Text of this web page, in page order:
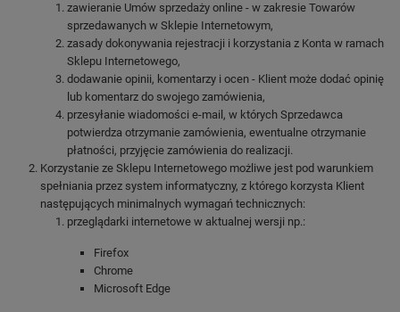
zawieranie Umów sprzedaży online - w zakresie Towarów
sprzedawanych w Sklepie Internetowym,
zasady dokonywania rejestracji i korzystania z Konta w ramach
Sklepu Internetowego,
dodawanie opinii, komentarzy i ocen - Klient może dodać opinię
lub komentarz do swojego zamówienia,
przesyłanie wiadomości e-mail, w których Sprzedawca
potwierdza otrzymanie zamówienia, ewentualne otrzymanie
płatności, przyjęcie zamówienia do realizacji.
Korzystanie ze Sklepu Internetowego możliwe jest pod warunkiem
spełniania przez system informatyczny, z którego korzysta Klient
następujących minimalnych wymagań technicznych:
przeglądarki internetowe w aktualnej wersji np.:
Firefox
Chrome
Microsoft Edge